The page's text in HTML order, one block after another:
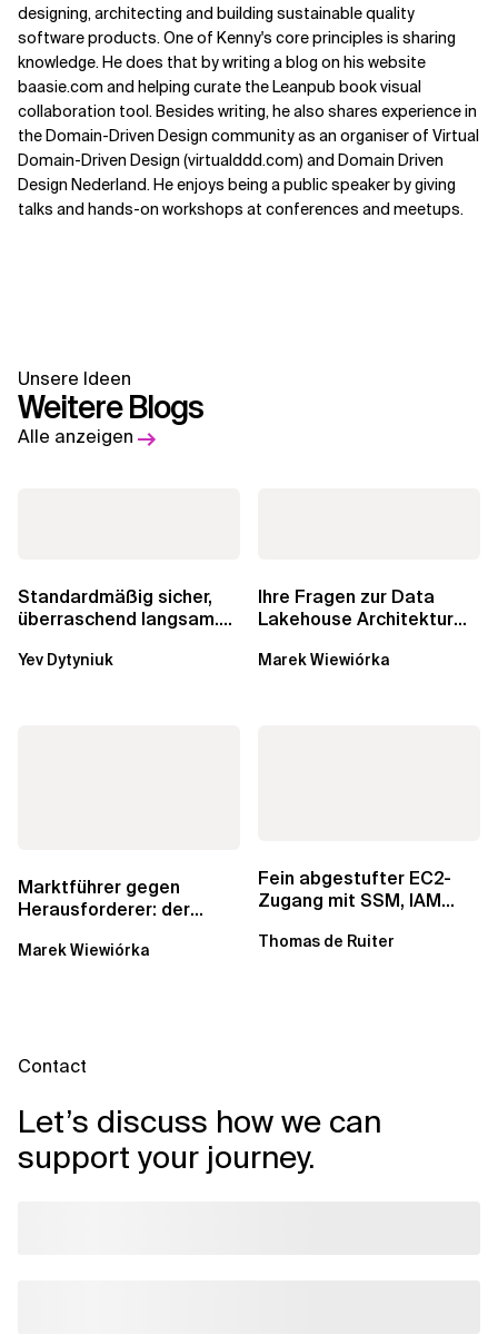
designing, architecting and building sustainable quality
software products. One of Kenny's core principles is sharing
knowledge. He does that by writing a blog on his website
baasie.com and helping curate the Leanpub book visual
collaboration tool. Besides writing, he also shares experience in
the Domain-Driven Design community as an organiser of Virtual
Domain-Driven Design (virtualddd.com) and Domain Driven
Design Nederland. He enjoys being a public speaker by giving
talks and hands-on workshops at conferences and meetups.
Unsere Ideen
Weitere Blogs
Alle anzeigen
Standardmäßig sicher,
überraschend langsam.
über die RDS...
Yev Dytyniuk
Ihre Fragen zur Data
Lakehouse Architektur
Marek Wiewiórka
Marktführer gegen
Herausforderer: der
Datenkataloge in Data...
Marek Wiewiórka
Fein abgestufter EC2-
Zugang mit SSM, IAM
Thomas de Ruiter
Contact
Let’s discuss how we can
support your journey.